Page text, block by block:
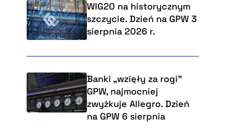
WIG20 na historycznym
szczycie. Dzień na GPW 3
sierpnia 2026 r.
Banki „wzięły za rogi"
GPW, najmocniej
zwyżkuje Allegro. Dzień
na GPW 6 sierpnia